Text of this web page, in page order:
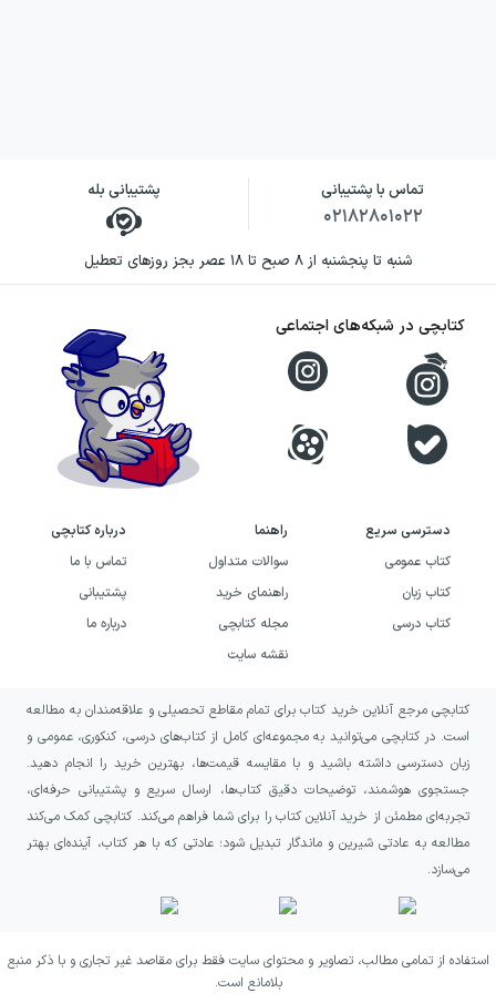
کنید و به مرور به پاسخ‌دهی سریع‌تر برسید.
چطور از این کتاب بهترین نتیجه را بگیریم؟
صورت مبحثی و مرحله‌به‌مرحله پیش ببرید و بعد
سراغ تمرین‌های کنکوری همان بخش بروید. اگر از
فایل‌های صوتی ضمیمه یا شیوه شنیداری استفاده
می‌کنید، سعی کنید تمرین را همراه با گوش دادن
انجام دهید و فقط به خواندن اکتفا نکنید. در
الگو صرف کنید و هنگام اشتباه، صرفاً جواب را
نبینید؛ علت خطا را پیدا کنید و همان نکته را در
جلسه‌ی بعد دوباره مرور کنید. به این ترتیب، کتاب
به یک ابزار جمع‌بندی مبحثی تبدیل می‌شود که
را.
تماس با پشتیبانی
۰۲۱۸۲۸۰۱۰۲۲
پشتیبانی بله
شنبه تا پنجشنبه از ۸ صبح تا ۱۸ عصر بجز روزهای تعطیل
دسترسی سریع
کتاب عمومی
کتاب زبان
کتاب درسی
راهنما
سوالات متداول
راهنمای خرید
مجله کتابچی
نقشه سایت
درباره کتابچی
تماس با ما
پشتیبانی
درباره ما
کتابچی در شبکه‌های اجتماعی
کتابچی مرجع آنلاین خرید کتاب برای تمام مقاطع تحصیلی و علاقه‌مندان به مطالعه
است. در کتابچی می‌توانید به مجموعه‌ای کامل از کتاب‌های درسی، کنکوری، عمومی و
زبان دسترسی داشته باشید و با مقایسه قیمت‌ها، بهترین خرید را انجام دهید.
جستجوی هوشمند، توضیحات دقیق کتاب‌ها، ارسال سریع و پشتیبانی حرفه‌ای،
تجربه‌ای مطمئن از خرید آنلاین کتاب را برای شما فراهم می‌کند. کتابچی کمک می‌کند
مطالعه به عادتی شیرین و ماندگار تبدیل شود؛ عادتی که با هر کتاب، آینده‌ای بهتر
می‌سازد.
استفاده از تمامی مطالب، تصاویر و محتوای سایت فقط برای مقاصد غیر تجاری و با ذکر منبع
بلامانع است.